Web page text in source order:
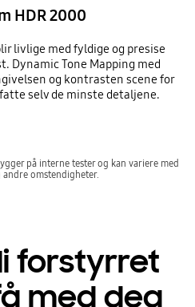
HDR 2000
livlige med fyldige og presise
Dynamic Tone Mapping med
og kontrasten scene for
selv de minste detaljene.
på interne tester og kan variere med
omstendigheter.
forstyrret
med deg